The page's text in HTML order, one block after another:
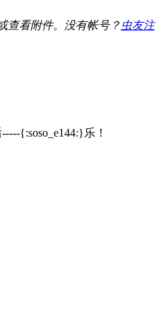
查看附件。没有帐号？ 虫友注
{:soso_e144:}乐！